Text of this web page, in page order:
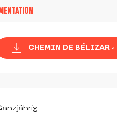
CHEMIN DE BÉLIZAR -